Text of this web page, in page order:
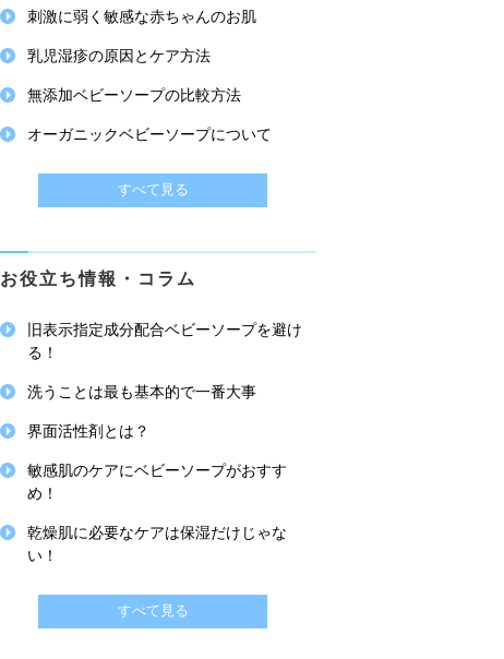
刺激に弱く敏感な赤ちゃんのお肌
乳児湿疹の原因とケア方法
無添加ベビーソープの比較方法
オーガニックベビーソープについて
すべて見る
お役立ち情報・コラム
旧表示指定成分配合ベビーソープを避け
る！
洗うことは最も基本的で一番大事
界面活性剤とは？
敏感肌のケアにベビーソープがおすす
め！
乾燥肌に必要なケアは保湿だけじゃな
い！
すべて見る